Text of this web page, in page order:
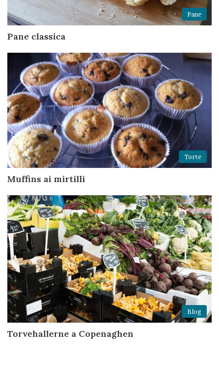
Pane
Pane classica
Torte
Muffins ai mirtilli
Blog
Torvehallerne a Copenaghen